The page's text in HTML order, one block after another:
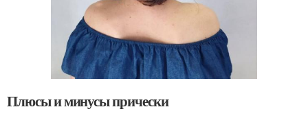
Плюсы и минусы прически